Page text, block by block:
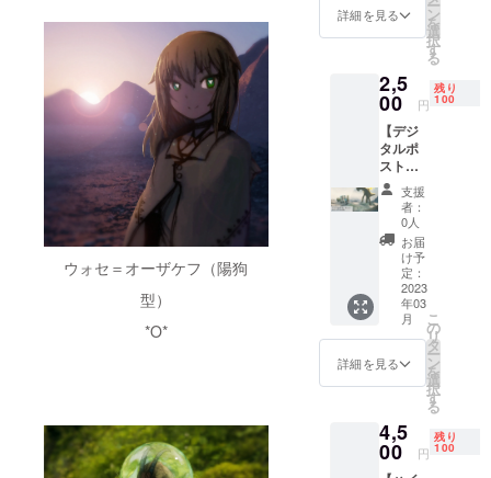
ウォセ＝オーザケフ（陽狗
型）
*O*
細】 1.
カード
（デジ
タル）
※当リ
ターン
を選ん
でいた
だいた
ことに
対する
感謝を
伝え
る、jpg
画像を
お送り
ます。
※他リ
礼の
メッ
セージ
フィク
ド 計5
枚 ※
ロケー
ション
を背景
に、購
入した
トレー
ラーと
トライ
クを撮
影した
写真を
デザイ
ンした
ポスト
像を5種
類、お
送りい
しま
す。 1.
クショ
ナル”ポ
スト
カード
計5枚 2.
お礼の
メッ
セージ
カード
（デジ
タル）
【詳
細】 1.
デジタ
ル”フィ
クショ
ナル”ポ
購入し
たト
詳細を見る ー
ン
を
選
択
す
る
2,5
00 円
残り
100
【デジ
タルポ
スト
カード
コー
ス：デ
ミフィ
クショ
ナル】
以下の
リター
ンをお
送りい
たしま
す。 1.
フィク
ショナ
ル”ポス
支援
者：
0人
お届
け予
定：
2023
年03
月
詳細を見る
こ
の
リ
タ
ー
ン
を
選
択
す
る
4,5
00 円
残り
100